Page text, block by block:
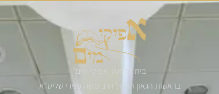
בית הוראה 'אפיקי מים'
בראשות הגאון הגדול הרב משה פנירי שליט"א